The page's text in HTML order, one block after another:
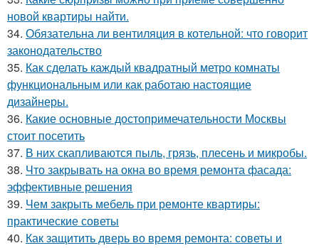
новой квартиры найти.
34. Обязательна ли вентиляция в котельной: что говорит
законодательство
35. Как сделать каждый квадратный метро комнаты
функциональным или как работаю настоящие
дизайнеры.
36. Какие основные достопримечательности Москвы
стоит посетить
37. В них скапливаются пыль, грязь, плесень и микробы.
38. Что закрывать на окна во время ремонта фасада:
эффективные решения
39. Чем закрыть мебель при ремонте квартиры:
практические советы
40. Как защитить дверь во время ремонта: советы и